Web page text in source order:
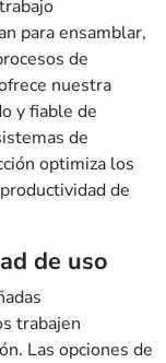
para ensamblar,
de
nuestra
y fiable de
de
optimiza los
de
de uso
trabajen
Las opciones de